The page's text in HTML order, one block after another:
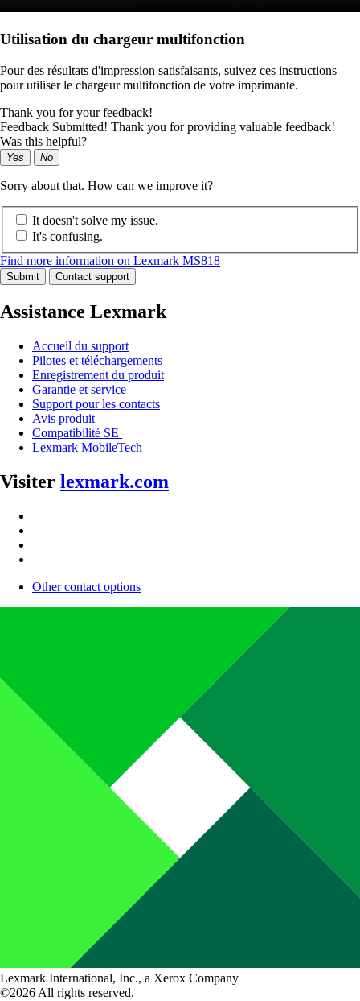
Utilisation du chargeur multifonction
Pour des résultats d'impression satisfaisants, suivez ces instructions
pour utiliser le chargeur multifonction de votre imprimante.
Thank you for your feedback!
Feedback Submitted! Thank you for providing valuable feedback!
Was this helpful?
Yes No
Sorry about that. How can we improve it?
It doesn't solve my issue.
It's confusing.
Find more information on Lexmark MS818
Submit Contact support
Assistance Lexmark
Accueil du support
Pilotes et téléchargements
Enregistrement du produit
Garantie et service
Support pour les contacts
Avis produit
Compatibilité SE
Lexmark MobileTech
Visiter lexmark.com
Other contact options
Lexmark International, Inc., a Xerox Company
©2026 All rights reserved.